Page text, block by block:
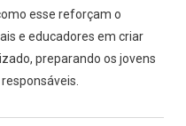
esse reforçam o
e educadores em criar
preparando os jovens